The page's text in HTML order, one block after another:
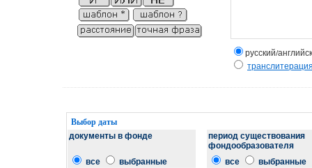
русский/
Выбор даты
документы в фонде
период существования
фондообразователя
все
выбранные все выбранные